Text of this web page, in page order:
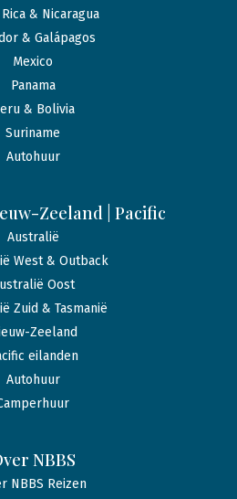
& Nicaragua
& Galápagos
Mexico
Panama
& Bolivia
Suriname
Autohuur
Zeeland | Pacific
Australië
West & Outback
Oost
Zuid & Tasmanië
Zeeland
eilanden
Autohuur
NBBS
NBBS Reizen